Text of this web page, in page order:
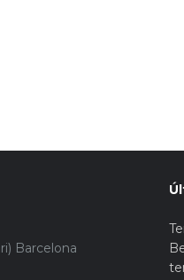
Barcelona